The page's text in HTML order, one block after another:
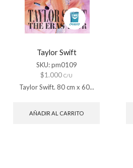
Taylor Swift
SKU:pm0109
$1.000 C/U
Taylor Swift. 80 cm x 60...
AÑADIR AL CARRITO